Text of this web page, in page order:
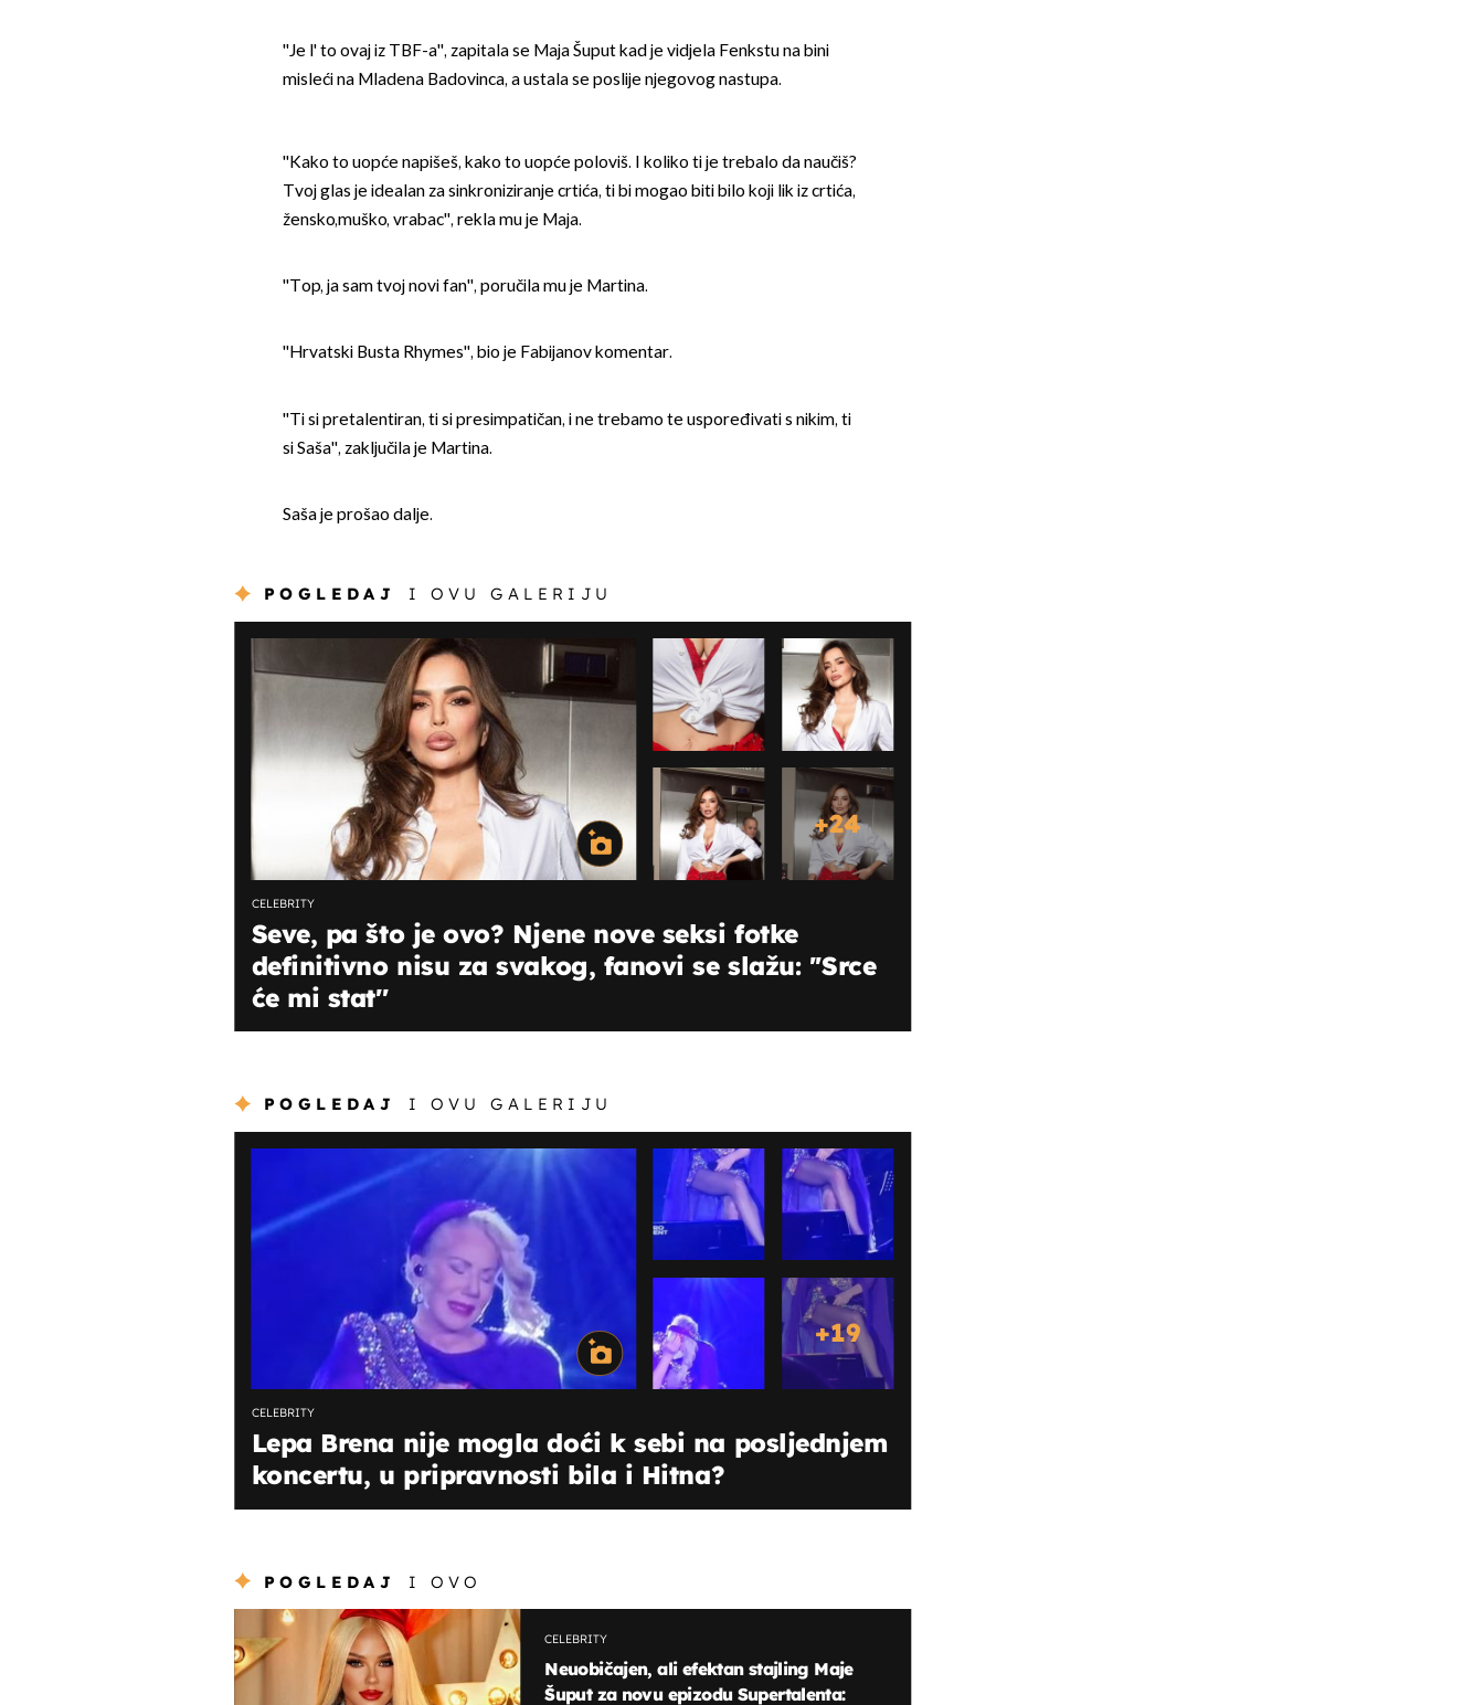
''Je l' to ovaj iz TBF-a'', zapitala se Maja Šuput kad je vidjela Fenkstu na bini
misleći na Mladena Badovinca, a ustala se poslije njegovog nastupa.
''Kako to uopće napišeš, kako to uopće poloviš. I koliko ti je trebalo da naučiš?
Tvoj glas je idealan za sinkroniziranje crtića, ti bi mogao biti bilo koji lik iz crtića,
žensko,muško, vrabac'', rekla mu je Maja.
''Top, ja sam tvoj novi fan'', poručila mu je Martina.
''Hrvatski Busta Rhymes'', bio je Fabijanov komentar.
''Ti si pretalentiran, ti si presimpatičan, i ne trebamo te uspoređivati s nikim, ti
si Saša'', zaključila je Martina.
Saša je prošao dalje.
POGLEDAJ I OVU GALERIJU
+24
CELEBRITY
Seve, pa što je ovo? Njene nove seksi fotke
definitivno nisu za svakog, fanovi se slažu: ''Srce
će mi stat''
POGLEDAJ I OVU GALERIJU
+19
CELEBRITY
Lepa Brena nije mogla doći k sebi na posljednjem
koncertu, u pripravnosti bila i Hitna?
POGLEDAJ I OVO
CELEBRITY
Neuobičajen, ali efektan stajling Maje
Šuput za novu epizodu Supertalenta:
OMOGUĆI OBAVIJESTI